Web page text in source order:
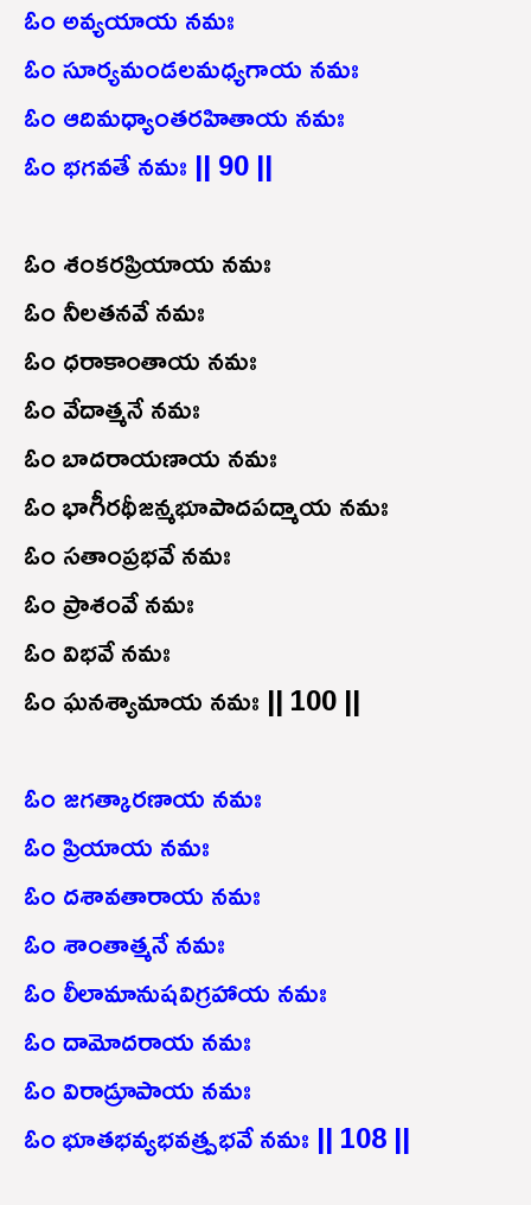
ఓం అవ్యయాయ నమః
ఓం సూర్యమండలమధ్యగాయ నమః
ఓం ఆదిమధ్యాంతరహితాయ నమః
ఓం భగవతే నమః || 90 ||
ఓం శంకరప్రియాయ నమః
ఓం నీలతనవే నమః
ఓం ధరాకాంతాయ నమః
ఓం వేదాత్మనే నమః
ఓం బాదరాయణాయ నమః
ఓం భాగీరథీజన్మభూపాదపద్మాయ నమః
ఓం సతాంప్రభవే నమః
ఓం ప్రాశంవే నమః
ఓం విభవే నమః
ఓం ఘనశ్యామాయ నమః || 100 ||
ఓం జగత్కారణాయ నమః
ఓం ప్రియాయ నమః
ఓం దశావతారాయ నమః
ఓం శాంతాత్మనే నమః
ఓం లీలామానుషవిగ్రహాయ నమః
ఓం దామోదరాయ నమః
ఓం విరాడ్రూపాయ నమః
ఓం భూతభవ్యభవత్ప్రభవే నమః || 108 ||